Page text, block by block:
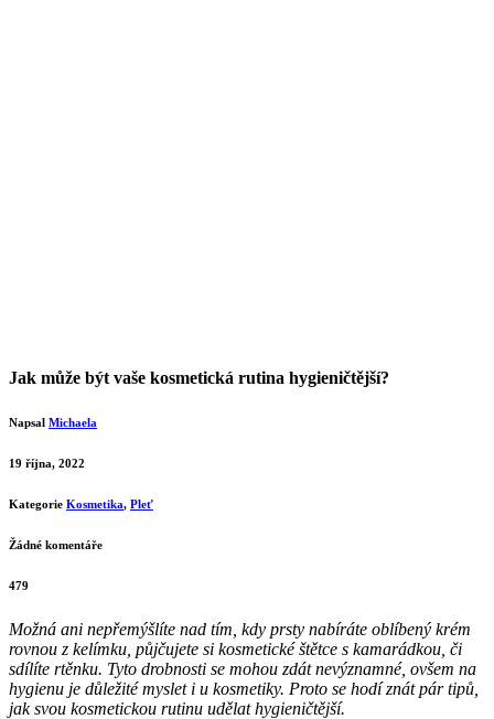
Jak může být vaše kosmetická rutina hygieničtější?
Napsal Michaela
19 října, 2022
Kategorie Kosmetika, Pleť
Žádné komentáře
479
Možná ani nepřemýšlíte nad tím, kdy prsty nabíráte oblíbený krém
rovnou z kelímku, půjčujete si kosmetické štětce s kamarádkou, či
sdílíte rtěnku. Tyto drobnosti se mohou zdát nevýznamné, ovšem na
hygienu je důležité myslet i u kosmetiky. Proto se hodí znát pár tipů,
jak svou kosmetickou rutinu udělat hygieničtější.